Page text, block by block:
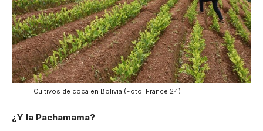
Cultivos de coca en Bolivia (Foto: France 24)
¿Y la Pachamama?